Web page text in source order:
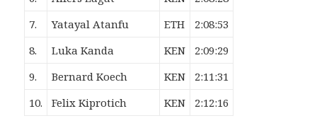
7.
Yatayal Atanfu ETH
2:08:53
8.
Luka Kanda KEN
2:09:29
9.
Bernard Koech KEN
2:11:31
10.
Felix Kiprotich KEN 2:12:16